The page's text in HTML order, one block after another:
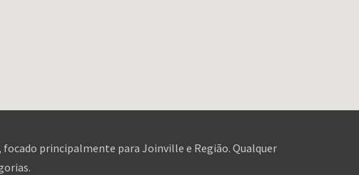
principalmente para Joinville e Região. Qualquer